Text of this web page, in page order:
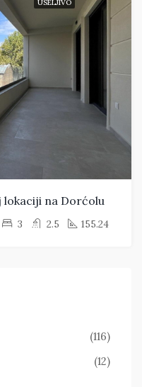
USELJIVO
na Dorćolu
3 2.5 155.24
(116)
(12)